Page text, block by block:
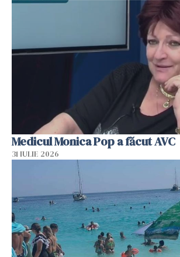
Medicul Monica Pop a făcut AVC
31 IULIE 2026